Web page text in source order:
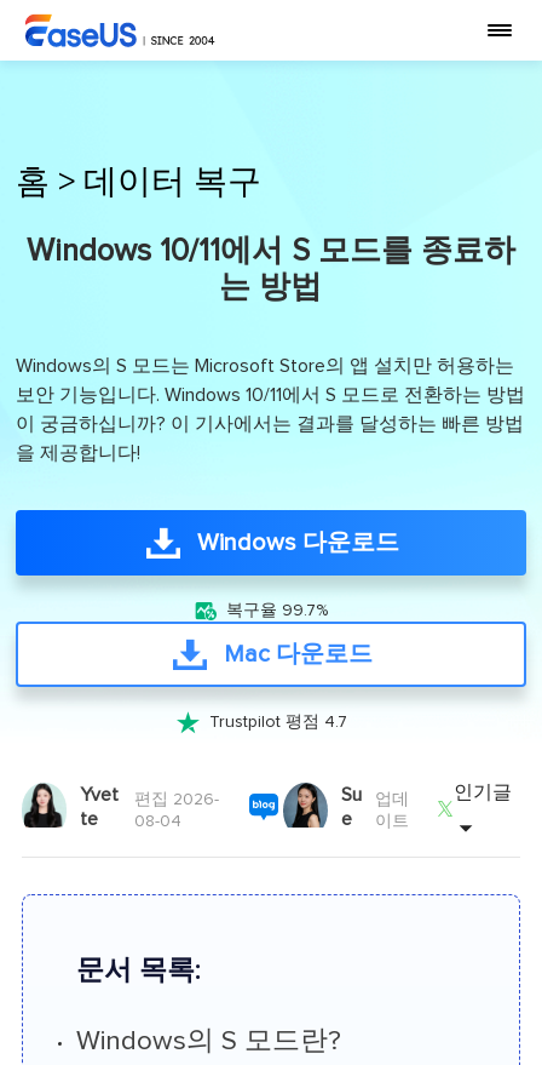
홈 > 데이터 복구
Windows 10/11에서 S 모드를 종료하
는 방법
Windows의 S 모드는 Microsoft Store의 앱 설치만 허용하는
보안 기능입니다. Windows 10/11에서 S 모드로 전환하는 방법
이 궁금하십니까? 이 기사에서는 결과를 달성하는 빠른 방법
을 제공합니다!
Windows 다운로드
 복구율 99.7%
Mac 다운로드
 Trustpilot 평점 4.7
Yvet
te
편집 2026-
08-04
Su
e
업데
이트

인기글
문서 목록:
Windows의 S 모드란?